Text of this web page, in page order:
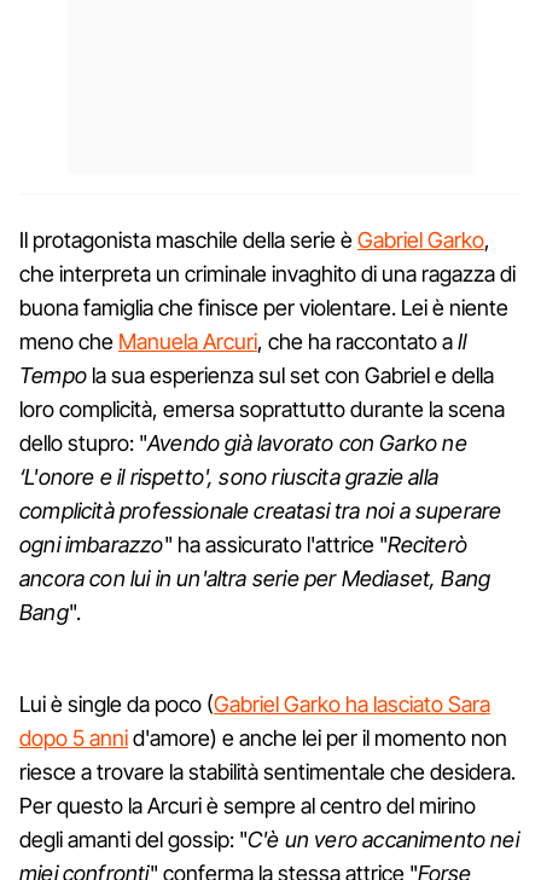
Il protagonista maschile della serie èGabriel Garko,
che interpreta un criminale invaghito di una ragazza di
buona famiglia che finisce per violentare. Lei è niente
meno che Manuela Arcuri, che ha raccontato aIl
Tempola sua esperienza sul set con Gabriel e della
loro complicità, emersa soprattutto durante la scena
dello stupro: "Avendo già lavorato con Garko ne
‘L'onore e il rispetto', sono riuscita grazie alla
complicità professionale creatasi tra noi a superare
ogni imbarazzo" ha assicurato l'attrice "Reciterò
ancora con lui in un'altra serie per Mediaset, Bang
Bang".
Lui è single da poco (Gabriel Garko ha lasciato Sara
dopo 5 annid'amore) e anche lei per il momento non
riesce a trovare la stabilità sentimentale che desidera.
Per questo la Arcuri è sempre al centro del mirino
degli amanti del gossip: "C'è un vero accanimento nei
miei confronti" conferma la stessa attrice "Forse